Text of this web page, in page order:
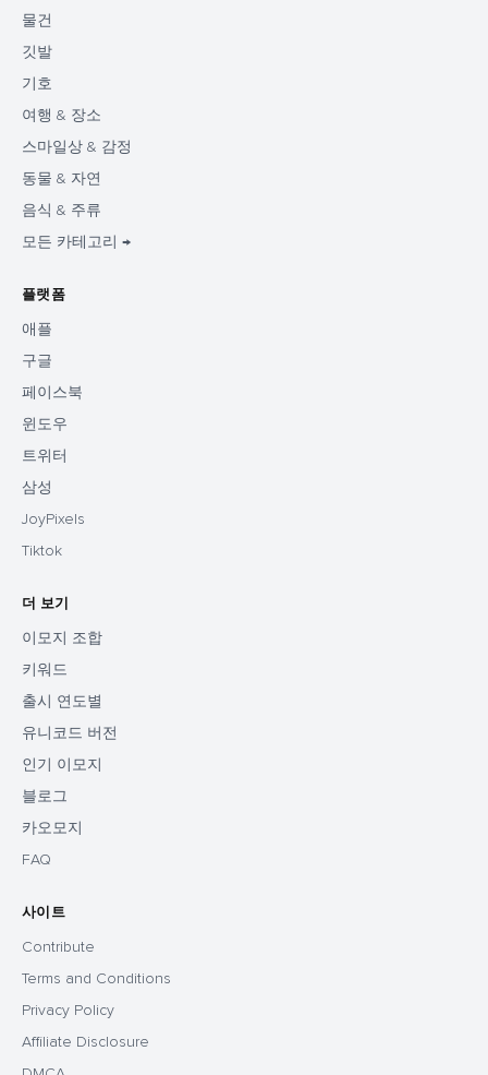
물건
깃발
기호
여행 & 장소
스마일상 & 감정
동물 & 자연
음식 & 주류
모든 카테고리 →
플랫폼
애플
구글
페이스북
윈도우
트위터
삼성
JoyPixels
Tiktok
더 보기
이모지 조합
키워드
출시 연도별
유니코드 버전
인기 이모지
블로그
카오모지
FAQ
사이트
Contribute
Terms and Conditions
Privacy Policy
Affiliate Disclosure